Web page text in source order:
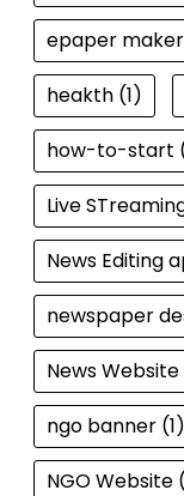
epaper
heakth(1)
how-to-start
Live
News Editing
newspaper
News Website
ngo banner(1)
NGO Website